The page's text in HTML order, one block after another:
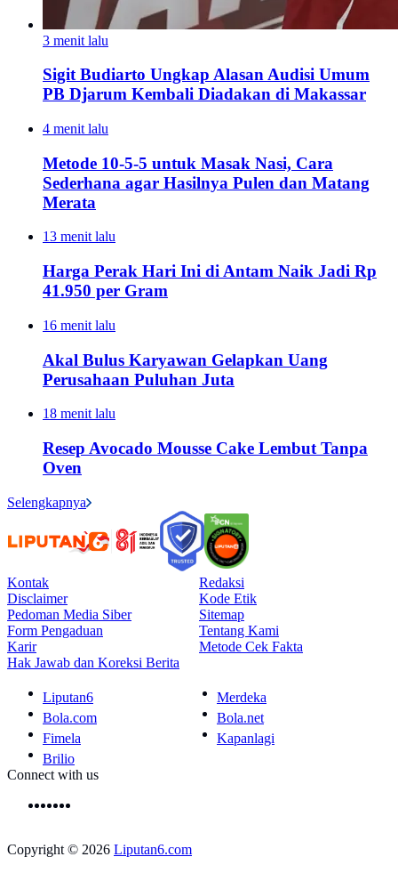
3 menit lalu
Sigit Budiarto Ungkap Alasan Audisi Umum
PB Djarum Kembali Diadakan di Makassar
4 menit lalu
Metode 10-5-5 untuk Masak Nasi, Cara
Sederhana agar Hasilnya Pulen dan Matang
Merata
13 menit lalu
Harga Perak Hari Ini di Antam Naik Jadi Rp
41.950 per Gram
16 menit lalu
Akal Bulus Karyawan Gelapkan Uang
Perusahaan Puluhan Juta
18 menit lalu
Resep Avocado Mousse Cake Lembut Tanpa
Oven
Selengkapnya
Kontak
Redaksi
Disclaimer
Kode Etik
Pedoman Media Siber
Sitemap
Form Pengaduan
Tentang Kami
Karir
Metode Cek Fakta
Hak Jawab dan Koreksi Berita
Liputan6
Merdeka
Bola.com
Bola.net
Fimela
Kapanlagi
Brilio
Connect with us
Copyright © 2026 Liputan6.com